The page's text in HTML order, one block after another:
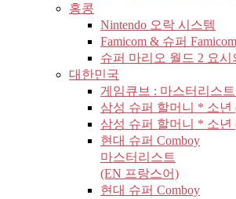
홍콩
Nintendo 오락 시스템
Famicom & 슈퍼 Famicom
슈퍼 마리오 월드 2 요시
대한민국
게임큐브 : 마스터리스
삼성 슈퍼 할머니 * 소년
삼성 슈퍼 할머니 * 소년
현대 슈퍼 Comboy
마스터리스트
(EN 프랑스어)
현대 슈퍼 Comboy